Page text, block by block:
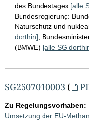
des Bundestages [alle
Bundesregierung:
Naturschutz und
dorthin];
(BMWE) [alle SG
SG2607010003 (
Zu Regelungsvorhaben:
Umsetzung der EU-